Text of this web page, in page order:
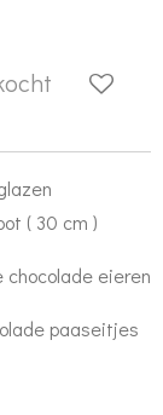
( 30 cm )
chocolade eieren
paaseitjes